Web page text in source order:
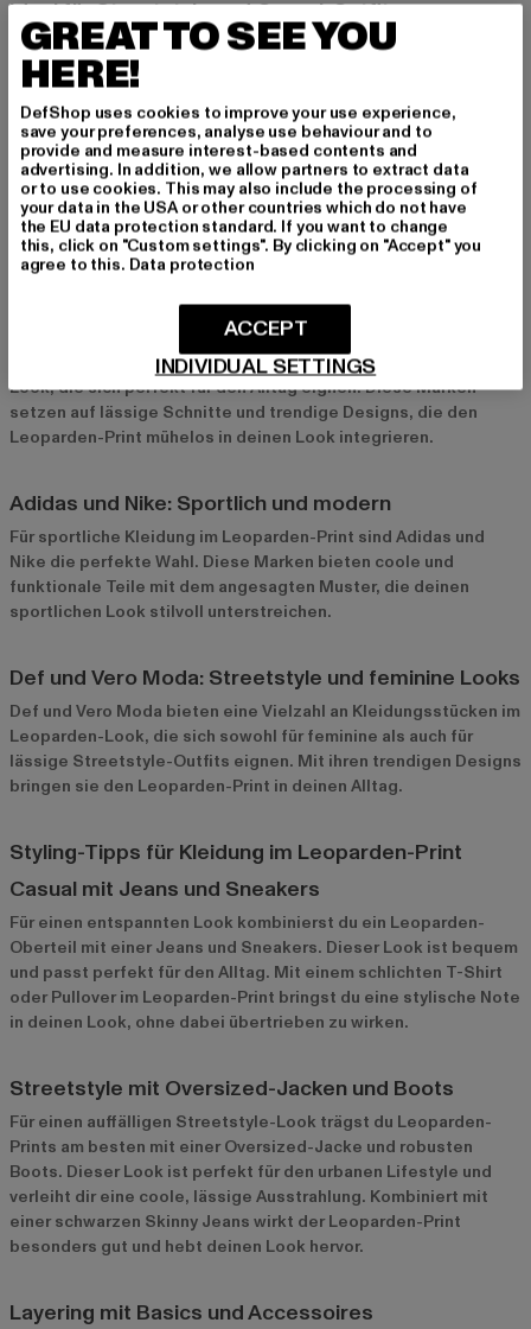
Ideal für Streetstyle und Casual-Outfits
Der Leoparden-Print passt perfekt zum Streetstyle und zu
lässigen Freizeit-Looks. Er verleiht deinem Outfit eine coole
und urbane Note, ohne dabei zu aufdringlich zu wirken. Ob bei
einem Treffen mit Freunden oder einem Stadtbummel –
Leopardenmuster geben deinem Look einen Hauch von
Extravaganz und bleiben dabei dennoch lässig und
alltagstauglich.
Top-Marken für Leoparden-Print-Kleidung bei Def-
Urban Classics und Only: Trendige Basics
undOnlybieten stylische Basics im Leoparden-
Look, die sich perfekt für den Alltag eignen. Diese Marken
setzen auf lässige Schnitte und trendige Designs, die den
Leoparden-Print mühelos in deinen Look integrieren.
Adidas und Nike: Sportlich und modern
Für sportliche Kleidung im Leoparden-Print sind Adidas und
Nike die perfekte Wahl. Diese Marken bieten coole und
funktionale Teile mit dem angesagten Muster, die deinen
sportlichen Look stilvoll unterstreichen.
Def und Vero Moda: Streetstyle und feminine Looks
Def und Vero Moda bieten eine Vielzahl an Kleidungsstücken im
Leoparden-Look, die sich sowohl für feminine als auch für
lässige Streetstyle-Outfits eignen. Mit ihren trendigen Designs
bringen sie den Leoparden-Print in deinen Alltag.
Styling-Tipps für Kleidung im Leoparden-Print
Casual mit Jeans und Sneakers
Für einen entspannten Look kombinierst du ein Leoparden-
Oberteil mit einer Jeans und Sneakers. Dieser Look ist bequem
und passt perfekt für den Alltag. Mit einem schlichten T-Shirt
oder Pullover im Leoparden-Print bringst du eine stylische Note
in deinen Look, ohne dabei übertrieben zu wirken.
Streetstyle mit Oversized-Jacken und Boots
Für einen auffälligen Streetstyle-Look trägst du Leoparden-
Prints am besten mit einer Oversized-Jacke und robusten
Boots. Dieser Look ist perfekt für den urbanen Lifestyle und
verleiht dir eine coole, lässige Ausstrahlung. Kombiniert mit
einer schwarzen Skinny Jeans wirkt der Leoparden-Print
besonders gut und hebt deinen Look hervor.
Layering mit Basics und Accessoires
GREAT TO SEE YOU
HERE!
DefShop uses cookies to improve your use experience,
save your preferences, analyse use behaviour and to
provide and measure interest-based contents and
advertising. In addition, we allow partners to extract data
or to use cookies. This may also include the processing of
your data in the USA or other countries which do not have
the EU data protection standard. If you want to change
this, click on "Custom settings". By clicking on "Accept" you
agree to this. Data protection
INDIVIDUAL SETTINGS
ACCEPT